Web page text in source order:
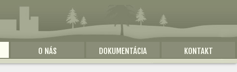
O NÁS DOKUMENTÁCIA KONTAKT